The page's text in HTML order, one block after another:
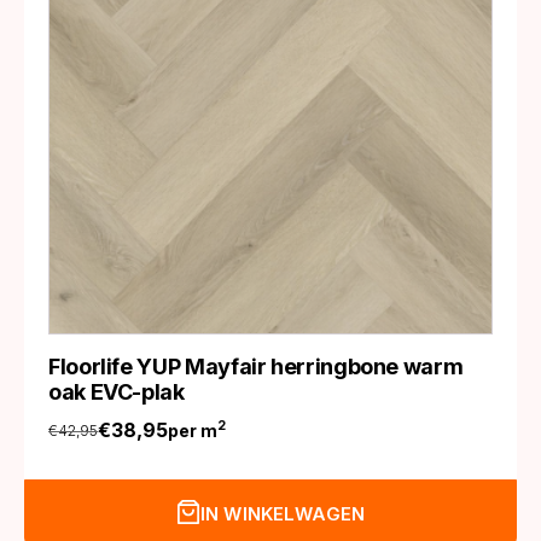
Floorlife YUP Mayfair herringbone warm
oak EVC-plak
€42,95
Oorspronkelijke
prijs
€38,95
Huidige
prijs
per m2
IN WINKELWAGEN